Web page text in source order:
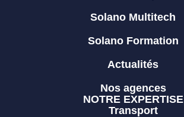
Solano Multitech
Solano Formation
Actualités
Nos agences
NOTRE EXPERTISE
Transport